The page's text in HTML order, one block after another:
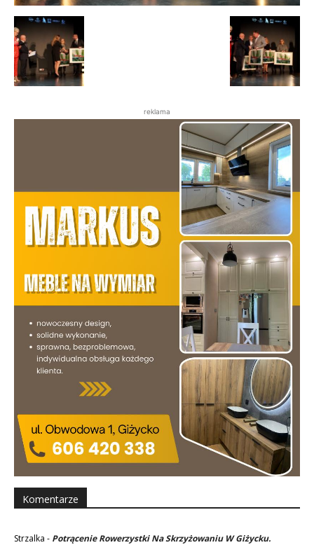
reklama
Komentarze
Strzalka - Potrącenie Rowerzystki Na Skrzyżowaniu W Giżycku.